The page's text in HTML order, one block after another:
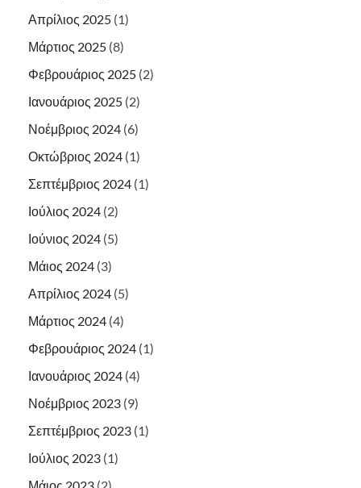
Απρίλιος 2025 (1)
Μάρτιος 2025 (8)
Φεβρουάριος 2025 (2)
Ιανουάριος 2025 (2)
Νοέμβριος 2024 (6)
Οκτώβριος 2024 (1)
Σεπτέμβριος 2024 (1)
Ιούλιος 2024 (2)
Ιούνιος 2024 (5)
Μάιος 2024 (3)
Απρίλιος 2024 (5)
Μάρτιος 2024 (4)
Φεβρουάριος 2024 (1)
Ιανουάριος 2024 (4)
Νοέμβριος 2023 (9)
Σεπτέμβριος 2023 (1)
Ιούλιος 2023 (1)
Μάιος 2023 (2)